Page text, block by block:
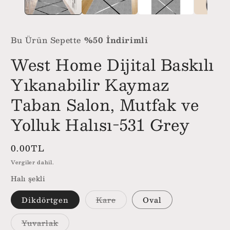
Bu Ürün Sepette %50 İndirimli
West Home Dijital Baskılı
Yıkanabilir Kaymaz
Taban Salon, Mutfak ve
Yolluk Halısı-531 Grey
Normal
fiyat
0.00TL
Vergiler dahil.
Halı şekli
Dikdörtgen Kare
Oval
Yuvarlak